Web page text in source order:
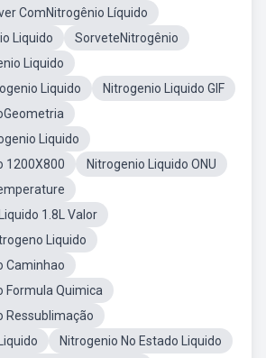
ComNitrogênio Líquido
Liquido
SorveteNitrogênio
Liquido
Liquido
Nitrogenio Liquido GIF
Liquido
1200X800
Nitrogenio Liquido ONU
1.8L Valor
Liquido
Caminhao
Formula Quimica
Ressublimação
Nitrogenio No Estado Liquido